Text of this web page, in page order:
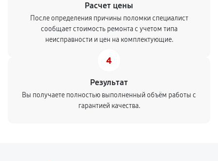
Расчет цены
После определения причины поломки специалист
сообщает стоимость ремонта с учетом типа
неисправности и цен на комплектующие.
4
Результат
Вы получаете полностью выполненный объём работы с
гарантией качества.